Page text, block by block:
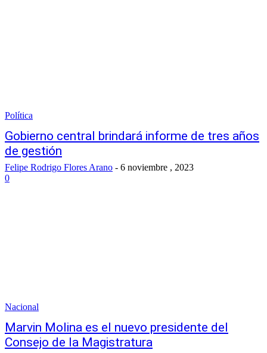
Política
Gobierno central brindará informe de tres años
de gestión
Felipe Rodrigo Flores Arano - 6 noviembre , 2023
0
Nacional
Marvin Molina es el nuevo presidente del
Consejo de la Magistratura